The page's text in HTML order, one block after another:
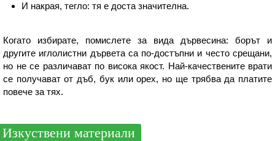
И накрая, тегло: тя е доста значителна.
Когато избирате, помислете за вида дървесина: борът и
другите иглолистни дървета са по-достъпни и често срещани,
но не се различават по висока якост. Най-качествените врати
се получават от дъб, бук или орех, но ще трябва да платите
повече за тях.
Изкуствени материали